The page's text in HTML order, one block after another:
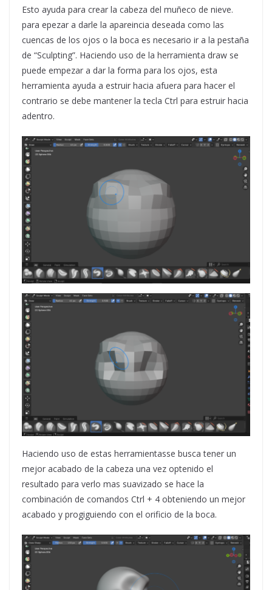
Esto ayuda para crear la cabeza del muñeco de nieve.
para epezar a darle la apareincia deseada como las
cuencas de los ojos o la boca es necesario ir a la pestaña
de “Sculpting”. Haciendo uso de la herramienta draw se
puede empezar a dar la forma para los ojos, esta
herramienta ayuda a estruir hacia afuera para hacer el
contrario se debe mantener la tecla Ctrl para estruir hacia
adentro.
Haciendo uso de estas herramientasse busca tener un
mejor acabado de la cabeza una vez optenido el
resultado para verlo mas suavizado se hace la
combinación de comandos Ctrl + 4 obteniendo un mejor
acabado y progiguiendo con el orificio de la boca.